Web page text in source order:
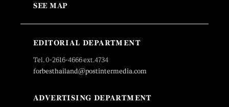
SEE MAP
EDITORIAL DEPARTMENT
Tel. 0-2616-4666 ext.4734
forbesthailand@postintermedia.com
ADVERTISING DEPARTMENT